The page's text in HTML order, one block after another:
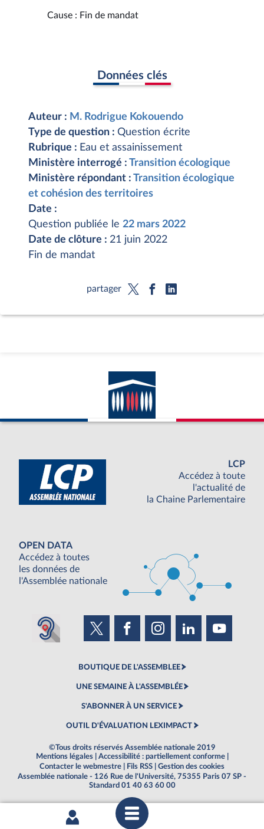
Cause : Fin de mandat
Données clés
Auteur : M. Rodrigue Kokouendo
Type de question : Question écrite
Rubrique : Eau et assainissement
Ministère interrogé : Transition écologique
Ministère répondant : Transition écologique
et cohésion des territoires
Date :
Question publiée le 22 mars 2022
Date de clôture : 21 juin 2022
Fin de mandat
partager
LCP
Accédez à toute
l'actualité de
la Chaine Parlementaire
OPEN DATA
Accédez à toutes
les données de
l'Assemblée nationale
BOUTIQUE DE L'ASSEMBLEE
UNE SEMAINE À L'ASSEMBLÉE
S'ABONNER À UN SERVICE
OUTIL D'ÉVALUATION LEXIMPACT
©Tous droits réservés Assemblée nationale 2019
Mentions légales
Accessibilité : partiellement conforme
Contacter le webmestre
Fils RSS
Gestion des cookies
Assemblée nationale - 126 Rue de l'Université, 75355 Paris 07 SP -
Standard 01 40 63 60 00